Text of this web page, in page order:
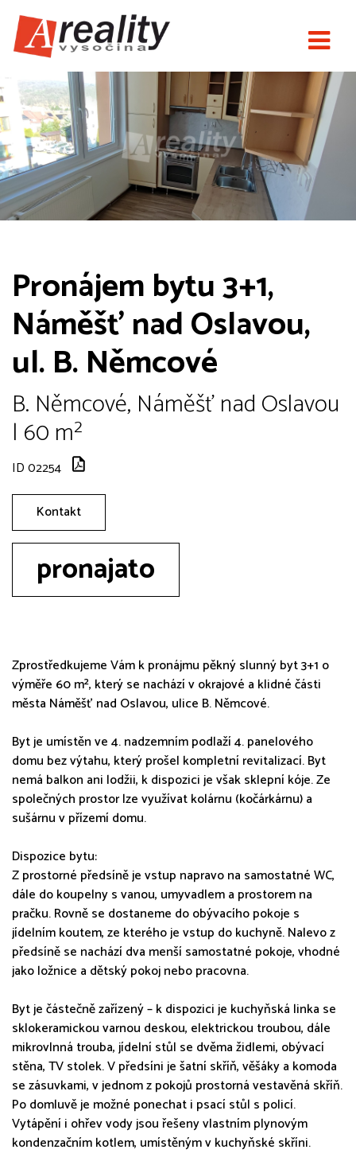
Pronájem bytu 3+1,
Náměšť nad Oslavou,
ul. B. Němcové
B. Němcové, Náměšť nad Oslavou
| 60 m²
ID 02254
Kontakt
pronajato
Zprostředkujeme Vám k pronájmu pěkný slunný byt 3+1 o
výměře 60 m², který se nachází v okrajové a klidné části
města Náměšť nad Oslavou, ulice B. Němcové.
Byt je umístěn ve 4. nadzemním podlaží 4. panelového
domu bez výtahu, který prošel kompletní revitalizací. Byt
nemá balkon ani lodžii, k dispozici je však sklepní kóje. Ze
společných prostor lze využívat kolárnu (kočárkárnu) a
sušárnu v přízemí domu.
Dispozice bytu:
Z prostorné předsíně je vstup napravo na samostatné WC,
dále do koupelny s vanou, umyvadlem a prostorem na
pračku. Rovně se dostaneme do obývacího pokoje s
jídelním koutem, ze kterého je vstup do kuchyně. Nalevo z
předsíně se nachází dva menší samostatné pokoje, vhodné
jako ložnice a dětský pokoj nebo pracovna.
Byt je částečně zařízený – k dispozici je kuchyňská linka se
sklokeramickou varnou deskou, elektrickou troubou, dále
mikrovlnná trouba, jídelní stůl se dvěma židlemi, obývací
stěna, TV stolek. V předsíni je šatní skříň, věšáky a komoda
se zásuvkami, v jednom z pokojů prostorná vestavěná skříň.
Po domluvě je možné ponechat i psací stůl s policí.
Vytápění i ohřev vody jsou řešeny vlastním plynovým
kondenzačním kotlem, umístěným v kuchyňské skříni.